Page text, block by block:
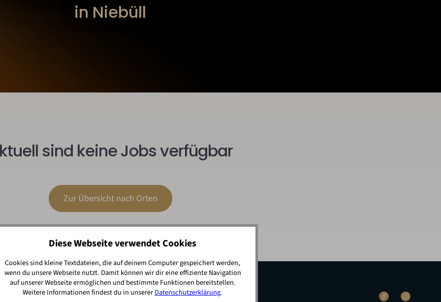
in Niebüll
sind keine Jobs verfügbar
Zur Übersicht nach Orten
Diese Webseite verwendet Cookies
Cookies sind kleine Textdateien, die auf deinem Computer gespeichert werden,
wenn du unsere Webseite nutzt. Damit können wir dir eine effiziente Navigation
auf unserer Webseite ermöglichen und bestimmte Funktionen bereitstellen.
Weitere Informationen findest du in unsererDatenschutzerklärung.